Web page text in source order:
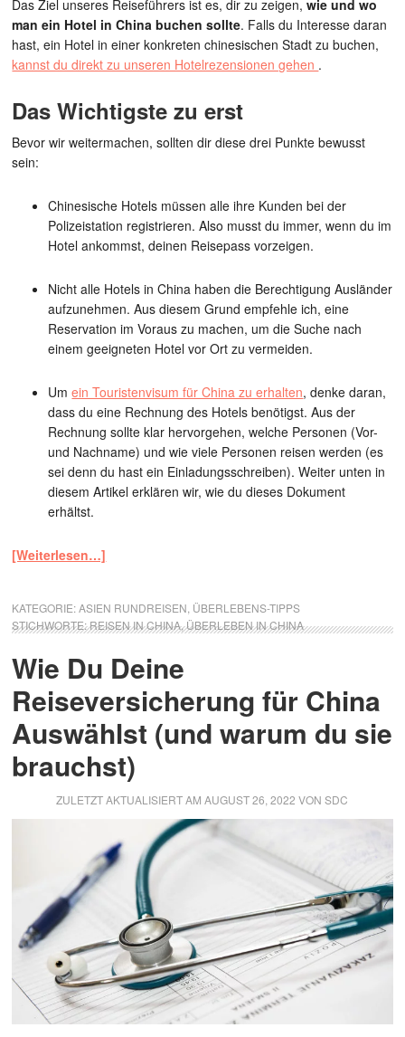
Das Ziel unseres Reiseführers ist es, dir zu zeigen, wie und wo
man ein Hotel in China buchen sollte. Falls du Interesse daran
hast, ein Hotel in einer konkreten chinesischen Stadt zu buchen,
kannst du direkt zu unseren Hotelrezensionen gehen .
Das Wichtigste zu erst
Bevor wir weitermachen, sollten dir diese drei Punkte bewusst
sein:
Chinesische Hotels müssen alle ihre Kunden bei der
Polizeistation registrieren. Also musst du immer, wenn du im
Hotel ankommst, deinen Reisepass vorzeigen.
Nicht alle Hotels in China haben die Berechtigung Ausländer
aufzunehmen. Aus diesem Grund empfehle ich, eine
Reservation im Voraus zu machen, um die Suche nach
einem geeigneten Hotel vor Ort zu vermeiden.
Umein Touristenvisum für China zu erhalten, denke daran,
dass du eine Rechnung des Hotels benötigst. Aus der
Rechnung sollte klar hervorgehen, welche Personen (Vor-
und Nachname) und wie viele Personen reisen werden (es
sei denn du hast ein Einladungsschreiben). Weiter unten in
diesem Artikel erklären wir, wie du dieses Dokument
erhältst.
[Weiterlesen…]
KATEGORIE:ASIEN RUNDREISEN ÜBERLEBENS-TIPPS
STICHWORTE:REISEN IN CHINA,ÜBERLEBEN IN CHINA
Wie Du Deine
Reiseversicherung für China
Auswählst (und warum du sie
brauchst)
ZULETZT AKTUALISIERT AMAUGUST 26, 2022 VONSDC